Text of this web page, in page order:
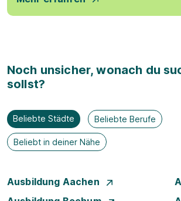
Noch unsicher, wonach du
sollst?
Beliebte Städte Beliebte Berufe
Beliebt in deiner Nähe
Ausbildung Aachen